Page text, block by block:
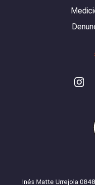
Inés Matte Urrejola